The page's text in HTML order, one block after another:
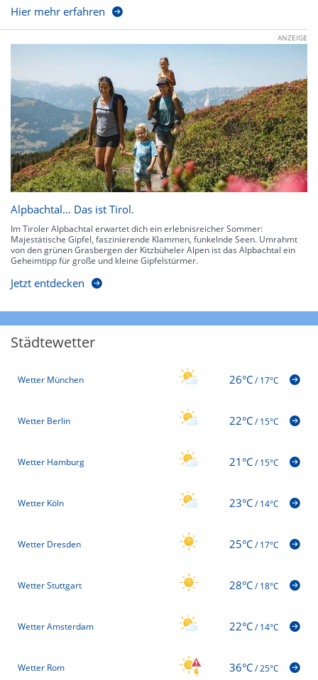
Hier mehr erfahren
ANZEIGE
Alpbachtal… Das ist Tirol.
Im Tiroler Alpbachtal erwartet dich ein erlebnisreicher Sommer:
Majestätische Gipfel, faszinierende Klammen, funkelnde Seen. Umrahmt
von den grünen Grasbergen der Kitzbüheler Alpen ist das Alpbachtal ein
Geheimtipp für große und kleine Gipfelstürmer.
Jetzt entdecken
Städtewetter
Wetter München 26°C/17°C
Wetter Berlin 22°C/15°C
Wetter Hamburg 21°C/15°C
Wetter Köln 23°C/14°C
Wetter Dresden 25°C/17°C
Wetter Stuttgart 28°C/18°C
Wetter Amsterdam 22°C/14°C
Wetter Rom 36°C/25°C